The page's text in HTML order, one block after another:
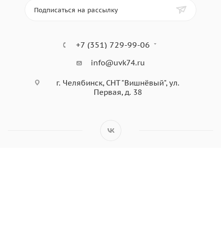
Подписаться на рассылку
+7 (351) 729-99-06
info@uvk74.ru
г. Челябинск, СНТ "Вишнёвый", ул.
Первая, д. 38